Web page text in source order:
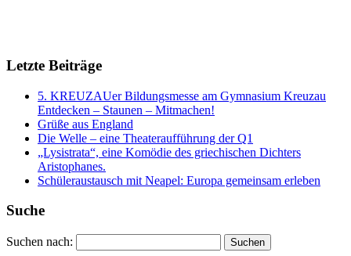
Letzte Beiträge
5. KREUZAUer Bildungsmesse am Gymnasium Kreuzau
Entdecken – Staunen – Mitmachen!
Grüße aus England
Die Welle – eine Theateraufführung der Q1
„Lysistrata“, eine Komödie des griechischen Dichters
Aristophanes.
Schüleraustausch mit Neapel: Europa gemeinsam erleben
Suche
Suchen nach: